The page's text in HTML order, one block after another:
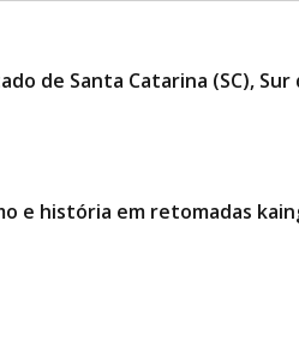
de Santa Catarina (SC), Sur
e história em retomadas